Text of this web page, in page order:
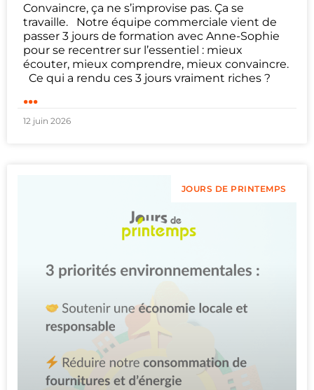
Convaincre, ça ne s’improvise pas. Ça se
travaille. Notre équipe commerciale vient de
passer 3 jours de formation avec Anne-Sophie
pour se recentrer sur l’essentiel : mieux
écouter, mieux comprendre, mieux convaincre.
Ce qui a rendu ces 3 jours vraiment riches ?
...
12 juin 2026
JOURS DE PRINTEMPS